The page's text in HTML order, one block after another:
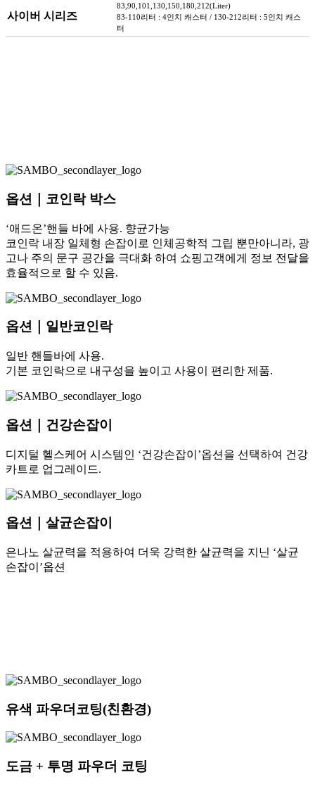
사이버 시리즈
83,90,101,130,150,180,212(Liter)
83-110리터 : 4인치 캐스터 / 130-212리터 : 5인치 캐스
터
옵션｜코인락 박스
‘애드온’핸들 바에 사용. 향균가능
코인락 내장 일체형 손잡이로 인체공학적 그립 뿐만아니라, 광
고나 주의 문구 공간을 극대화 하여 쇼핑고객에게 정보 전달을
효율적으로 할 수 있음.
옵션｜일반코인락
일반 핸들바에 사용.
기본 코인락으로 내구성을 높이고 사용이 편리한 제품.
옵션｜건강손잡이
디지털 헬스케어 시스템인 ‘건강손잡이’옵션을 선택하여 건강
카트로 업그레이드.
옵션｜살균손잡이
은나노 살균력을 적용하여 더욱 강력한 살균력을 지닌 ‘살균
손잡이’옵션
유색 파우더코팅(친환경)
도금 + 투명 파우더 코팅